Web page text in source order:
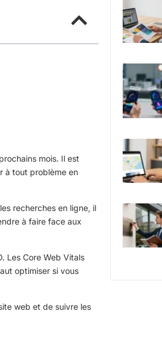
mois. Il est
à tout problème en
recherches en ligne, il
à faire face aux
Les Core Web Vitals
optimiser si vous
web et de suivre les